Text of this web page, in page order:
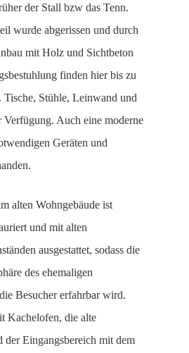
der Stall bzw das Tenn.
wurde abgerissen und durch
mit Holz und Sichtbeton
finden hier bis zu
Tische, Stühle, Leinwand und
Verfügung. Auch eine moderne
Geräten und
alten Wohngebäude ist
und mit alten
ausgestattet, sodass die
des ehemaligen
Besucher erfahrbar wird.
Kachelofen, die alte
der Eingangsbereich mit dem